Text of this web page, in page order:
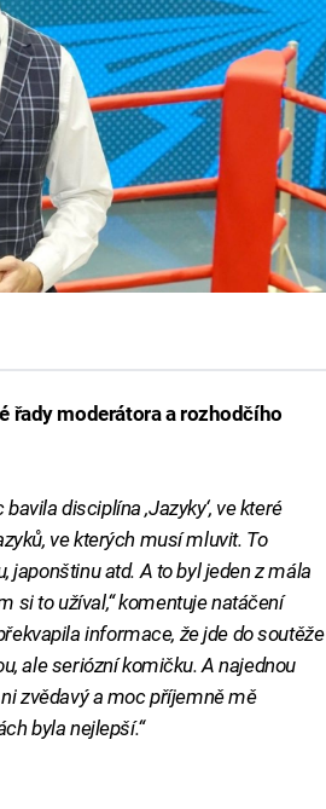
řady moderátora a rozhodčího
disciplína ,Jazyky‘, ve které
ve kterých musí mluvit. To
japonštinu atd. A to byl jeden z mála
si to užíval,“ komentuje natáčení
informace, že jde do soutěže
ale seriózní komičku. A najednou
zvědavý a moc příjemně mě
byla nejlepší.“